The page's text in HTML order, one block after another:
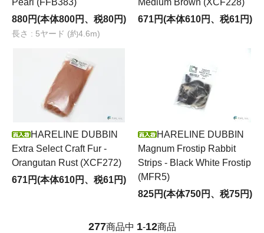
Pearl (FFB383)
880円(本体800円、税80円)
長さ : 5ヤード (約4.6m)
Medium Brown (XCF228)
671円(本体610円、税61円)
HARELINE DUBBIN
Extra Select Craft Fur -
Orangutan Rust (XCF272)
671円(本体610円、税61円)
HARELINE DUBBIN
Magnum Frostip Rabbit
Strips - Black White Frostip
(MFR5)
825円(本体750円、税75円)
277商品中 1-12商品